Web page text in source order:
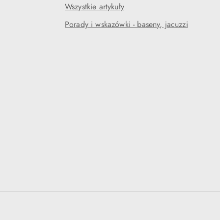
Wszystkie artykuły
Porady i wskazówki - baseny, jacuzzi